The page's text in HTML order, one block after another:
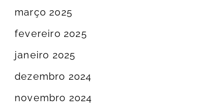
março 2025
fevereiro 2025
janeiro 2025
dezembro 2024
novembro 2024